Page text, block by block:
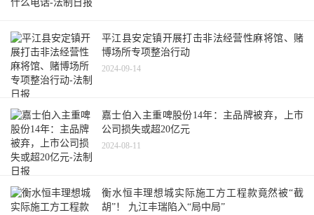
平江县安定镇开展打击非法经营性麻将馆、赌
博场所专项整治行动
2024-09-14
嘉士伯入主重啤股份14年：主品牌被弃，上市
公司损失或超20亿元
2024-08-11
衡水恒丰理想城实际施工方工程款竟然被“截
胡”！ 九江丰瑞陷入“局中局”